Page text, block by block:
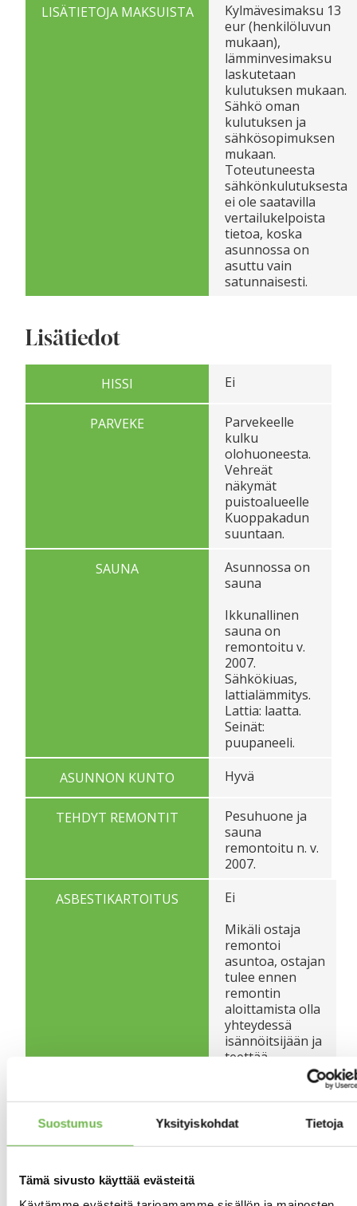
Suostumus Yksityiskohdat Tietoja
Tämä sivusto käyttää evästeitä
LISÄTIETOJA MAKSUISTA
Kylmävesimaksu 13
eur (henkilöluvun
mukaan),
lämminvesimaksu
laskutetaan
kulutuksen mukaan.
Sähkö oman
kulutuksen ja
sähkösopimuksen
mukaan.
Toteutuneesta
sähkönkulutuksesta
ei ole saatavilla
vertailukelpoista
tietoa, koska
asunnossa on
asuttu vain
satunnaisesti.
Lisätiedot
HISSI Ei
PARVEKE
Parvekeelle
kulku
olohuoneesta.
Vehreät
näkymät
puistoalueelle
Kuoppakadun
suuntaan.
SAUNA
Asunnossa on
sauna
Ikkunallinen
sauna on
remontoitu v.
2007.
Sähkökiuas,
lattialämmitys.
Lattia: laatta.
Seinät:
puupaneeli.
ASUNNON KUNTO
Hyvä
TEHDYT REMONTIT
Pesuhuone ja
sauna
remontoitu n. v.
2007.
ASBESTIKARTOITUS
Ei
Mikäli ostaja
remontoi
asuntoa, ostajan
tulee ennen
remontin
aloittamista olla
yhteydessä
isännöitsijään ja
teettää
asbestikartoitus.
Kartoitus
teetettäväksi
loppukatselmus